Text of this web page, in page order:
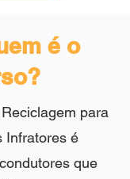
é o
para
Infratores é
que